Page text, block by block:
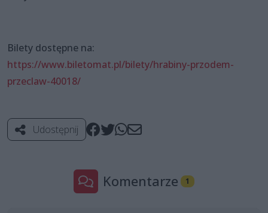
Bilety dostępne na:
https://www.biletomat.pl/bilety/hrabiny-przodem-
przeclaw-40018/
Udostępnij
Komentarze 1